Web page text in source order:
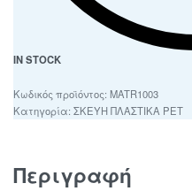
IN STOCK
MATR1003
Κατηγορία: ΣΚΕΥΗ ΠΛΑΣΤΙΚΑ PET
Περιγραφή